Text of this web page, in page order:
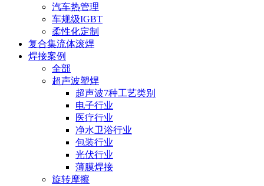
汽车热管理
车规级IGBT
柔性化定制
复合集流体滚焊
焊接案例
全部
超声波塑焊
超声波7种工艺类别
电子行业
医疗行业
净水卫浴行业
包装行业
光伏行业
薄膜焊接
旋转摩擦